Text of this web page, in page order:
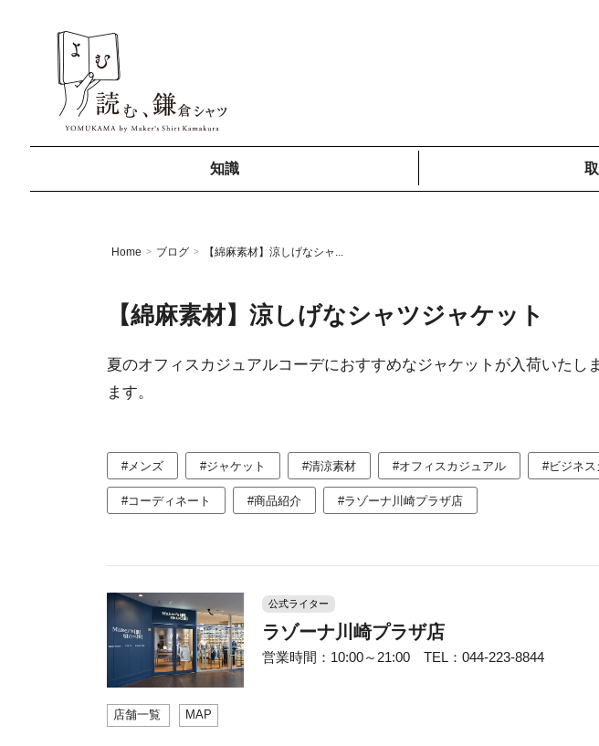
知識
Home > ブログ > 【綿麻素材】涼しげなシャ...
【綿麻素材】涼しげなシャツジャケット
夏のオフィスカジュアルコーデにおすすめなジャケットが入荷いたし
ます。
#メンズ #ジャケット #清涼素材 #オフィスカジュアル #ビジネ
#コーディネート #商品紹介 #ラゾーナ川崎プラザ店
公式ライター
ラゾーナ川崎プラザ店
営業時間：10:00～21:00 TEL：044-223-8844
店舗一覧 MAP